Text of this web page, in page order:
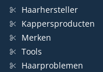
Haarhersteller
Kappersproducten
Merken
Tools
Haarproblemen